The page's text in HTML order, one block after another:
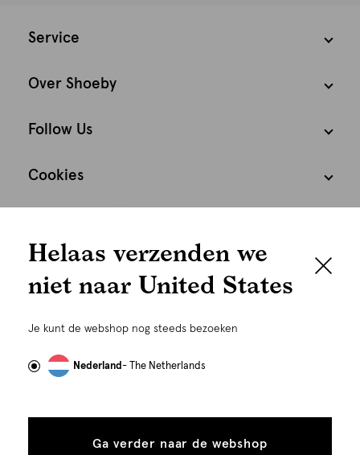
graag persoonlijk
gebruiken wij cookies en daarmee vergelijkbare
om advertenties te personaliseren...
tonen
toestaan
Service
Over Shoeby
Follow Us
Cookies
©Alle rechten voorbehouden. Shoeby 2026
Helaas verzenden we
niet naar United States
Je kunt de webshop nog steeds bezoeken
Nederland- The Netherlands
Ga verder naar de webshop